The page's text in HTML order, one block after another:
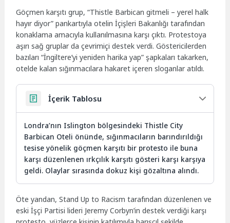
Göçmen karşıtı grup, “Thistle Barbican gitmeli – yerel halk
hayır diyor” pankartıyla otelin İçişleri Bakanlığı tarafından
konaklama amacıyla kullanılmasına karşı çıktı. Protestoya
aşırı sağ gruplar da çevrimiçi destek verdi. Göstericilerden
bazıları “İngiltere’yi yeniden harika yap” şapkaları takarken,
otelde kalan sığınmacılara hakaret içeren sloganlar atıldı.
İçerik Tablosu
Londra’nın Islington bölgesindeki Thistle City
Barbican Oteli önünde, sığınmacıların barındırıldığı
tesise yönelik göçmen karşıtı bir protesto ile buna
karşı düzenlenen ırkçılık karşıtı gösteri karşı karşıya
geldi. Olaylar sırasında dokuz kişi gözaltına alındı.
Öte yandan, Stand Up to Racism tarafından düzenlenen ve
eski İşçi Partisi lideri Jeremy Corbyn’in destek verdiği karşı